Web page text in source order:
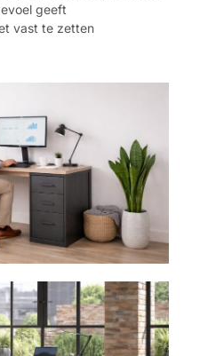
geeft
vast te zetten